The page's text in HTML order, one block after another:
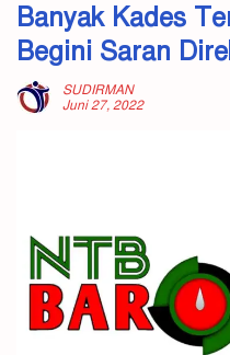
Banyak Kades
Begini Saran
SUDIRMAN
Juni 27, 2022